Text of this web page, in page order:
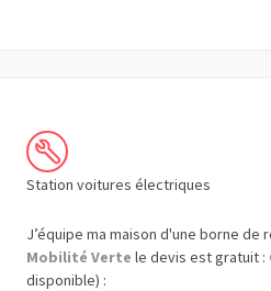
Station voitures électriques
J’équipe ma maison d'une borne de
Mobilité Verte le devis est gratuit :
disponible) :